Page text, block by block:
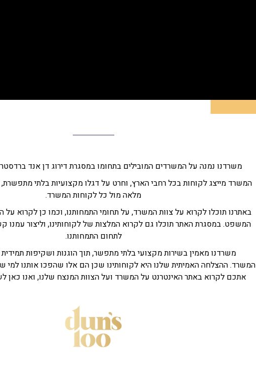
משרדנו נמנה על המשרדים המובילים בתחומו במסגרת דירוג דן אנד
המשרד מייצג לקוחות בכל רחבי הארץ, וחרט על דגלו מקצועיות בלתי מתפשרת,
מלאה מול כל לקוחות המשרד.
באתרנו תוכלו לקרוא על צוות המשרד, על תחומי התמחותנו, וכמו כן לקרוא
המשפט. במסגרת האתר תוכלו גם לקרוא המלצות של לקוחותינו, וליצור עמנו
לתחום התמחותנו.
משרדנו מאמין בשירות מקצועי בלתי מתפשר, תוך הוגנות ושקיפות
המשרד. ההצלחה האמיתית שלנו היא לקוחותינו שכן הם אלו שהפכו אותנו למי
אתכם לקרוא באתר האינטרנט על המשרד ועל הצוות המנצח שלנו, ואנו כאן